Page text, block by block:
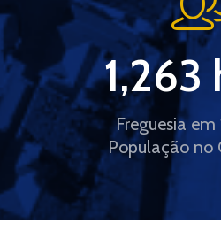
Freguesia em
População no
1,263